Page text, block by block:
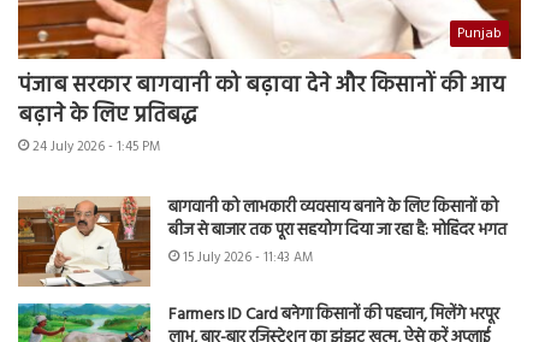
Punjab
पंजाब सरकार बागवानी को बढ़ावा देने और किसानों की आय
बढ़ाने के लिए प्रतिबद्ध
24 July 2026 - 1:45 PM
बागवानी को लाभकारी व्यवसाय बनाने के लिए किसानों को
बीज से बाजार तक पूरा सहयोग दिया जा रहा है: मोहिंदर भगत
15 July 2026 - 11:43 AM
Farmers ID Card बनेगा किसानों की पहचान, मिलेंगे भरपूर